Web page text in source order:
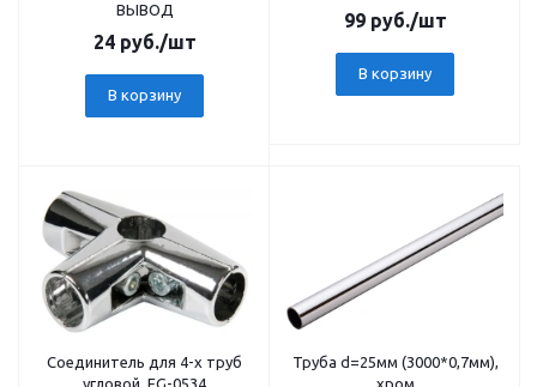
ВЫВОД
24руб./шт
В корзину
99руб./шт
В корзину
Соединитель для 4-х труб
угловой, FG-0534
Труба d=25мм (3000*0,7мм),
хром